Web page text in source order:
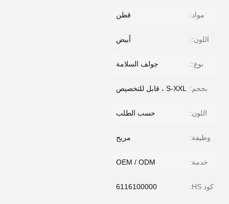
مواد: قطن
اللون:: أبيض
نوع:: جولف السلامة
بحجم: S-XXL ، قابل للتخصيص
اللون: حسب الطلب
وظيفة: مريح
خدمة: OEM / ODM
كود HS: 6116100000